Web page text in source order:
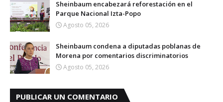
Sheinbaum encabezará reforestación en el
Parque Nacional Izta-Popo
Agosto 05, 2026
Sheinbaum condena a diputadas poblanas de
Morena por comentarios discriminatorios
Agosto 05, 2026
PUBLICAR UN COMENTARIO